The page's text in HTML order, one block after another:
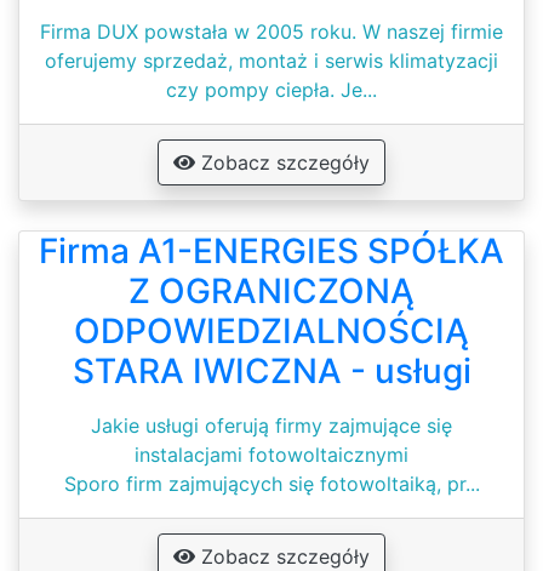
Firma DUX powstała w 2005 roku. W naszej firmie
oferujemy sprzedaż, montaż i serwis klimatyzacji
czy pompy ciepła. Je...
Zobacz szczegóły
Firma A1-ENERGIES SPÓŁKA
Z OGRANICZONĄ
ODPOWIEDZIALNOŚCIĄ
STARA IWICZNA - usługi
Jakie usługi oferują firmy zajmujące się
instalacjami fotowoltaicznymi
Sporo firm zajmujących się fotowoltaiką, pr...
Zobacz szczegóły